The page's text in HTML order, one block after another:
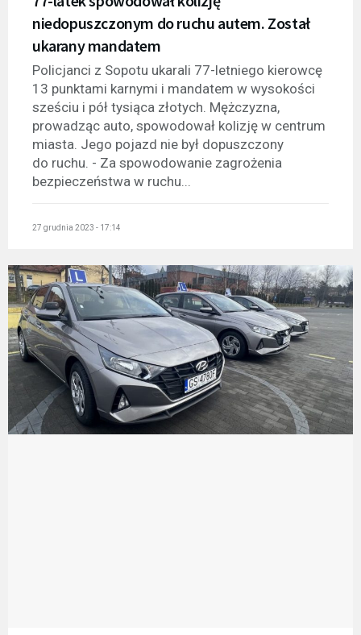
niedopuszczonym do ruchu autem. Został
ukarany mandatem
Policjanci z Sopotu ukarali 77-letniego kierowcę
13 punktami karnymi i mandatem w wysokości
sześciu i pół tysiąca złotych. Mężczyzna,
prowadząc auto, spowodował kolizję w centrum
miasta. Jego pojazd nie był dopuszczony
do ruchu. - Za spowodowanie zagrożenia
bezpieczeństwa w ruchu...
27 grudnia 2023 - 17:14